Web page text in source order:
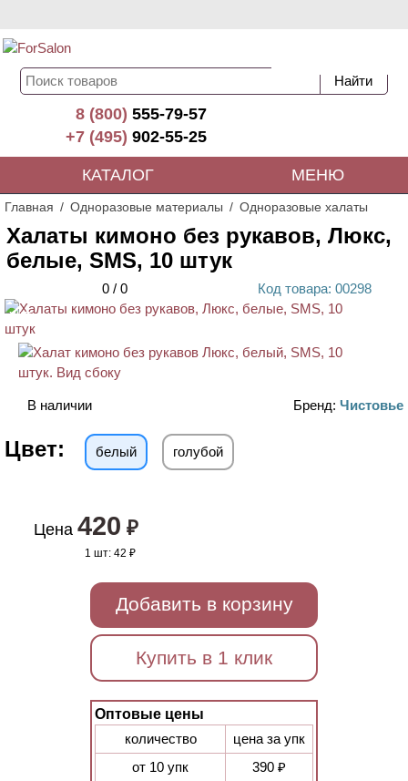
8 (800)555-79-57
+7 (495)902-55-25
КАТАЛОГ МЕНЮ
Главная Одноразовые материалы Одноразовые халаты
Халаты кимоно без рукавов, Люкс,
белые, SMS, 10 штук
0 / 0 Код товара: 00298
ХИТ
В наличии Бренд: Чистовье
Цвет: белый голубой
Цена 420 ₽
1 шт:42 ₽
Добавить в корзину
Купить в 1 клик
Оптовые цены
количество
цена за упк
от 10 упк
390 ₽